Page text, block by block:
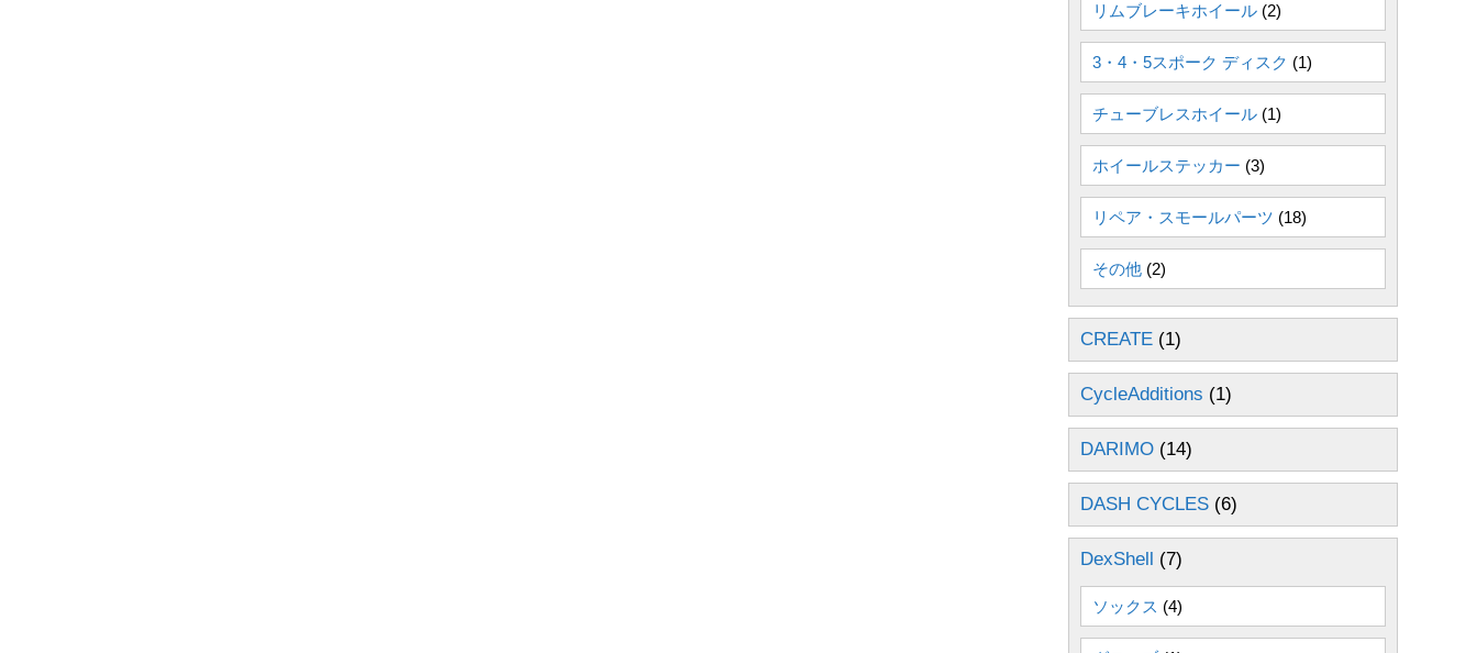
リムブレーキホイール (2)
3・4・5スポーク ディスク (1)
チューブレスホイール (1)
ホイールステッカー (3)
リペア・スモールパーツ (18)
その他 (2)
CREATE (1)
CycleAdditions (1)
DARIMO (14)
DASH CYCLES (6)
DexShell (7)
ソックス (4)